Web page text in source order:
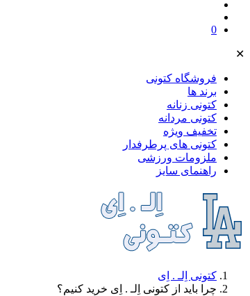
0
✕
فروشگاه کتونی
برند ها
کتونی زنانه
کتونی مردانه
تخفیف ویژه
کتونی های پرطرفدار
ملز‌ومات ورزشی
راهنمای سایز
کتونی اِلـ . اِی
چرا باید از کتونی اِلـ . اِی خرید کنیم؟